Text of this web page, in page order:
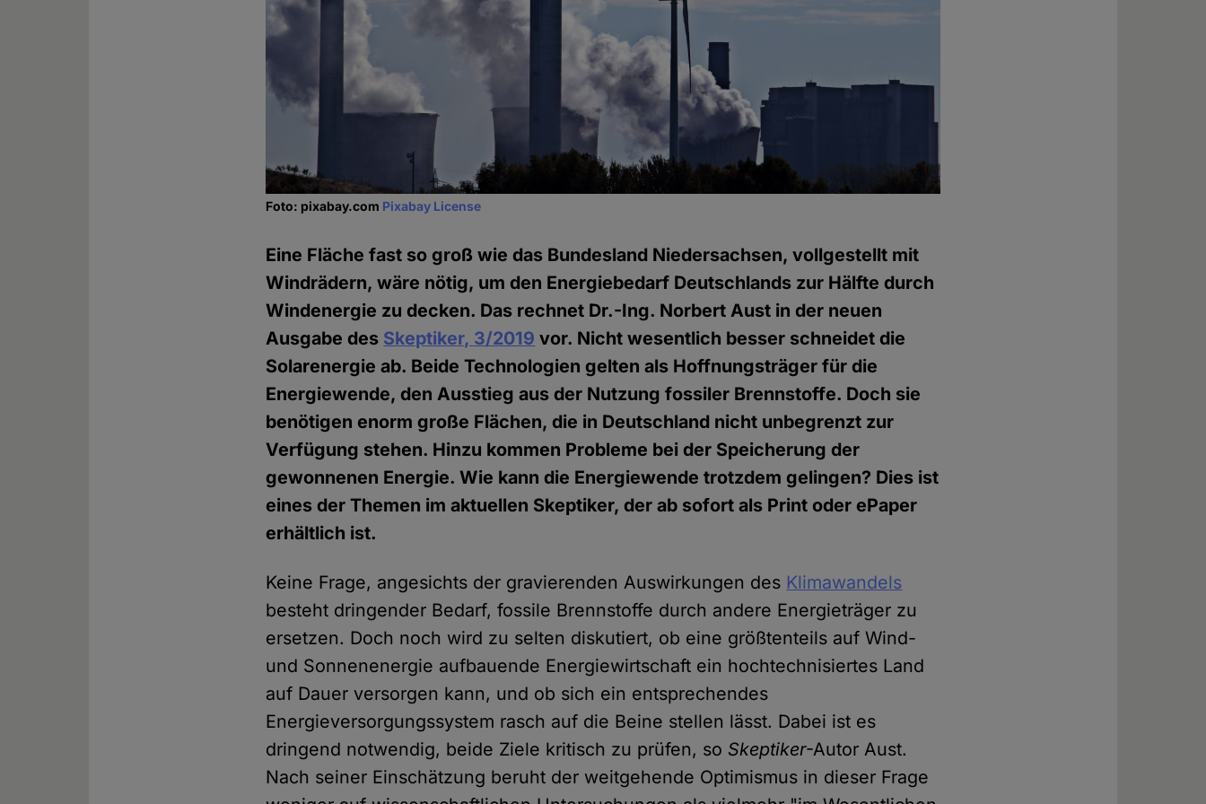
Foto: pixabay.com Pixabay License
Eine Fläche fast so groß wie das Bundesland Niedersachsen, vollgestellt mit
Windrädern, wäre nötig, um den Energiebedarf Deutschlands zur Hälfte durch
Windenergie zu decken. Das rechnet Dr.-Ing. Norbert Aust in der neuen
Ausgabe des Skeptiker, 3/2019 vor. Nicht wesentlich besser schneidet die
Solarenergie ab. Beide Technologien gelten als Hoffnungsträger für die
Energiewende, den Ausstieg aus der Nutzung fossiler Brennstoffe. Doch sie
benötigen enorm große Flächen, die in Deutschland nicht unbegrenzt zur
Verfügung stehen. Hinzu kommen Probleme bei der Speicherung der
gewonnenen Energie. Wie kann die Energiewende trotzdem gelingen? Dies ist
eines der Themen im aktuellen Skeptiker, der ab sofort als Print oder ePaper
erhältlich ist.
Keine Frage, angesichts der gravierenden Auswirkungen des Klimawandels
besteht dringender Bedarf, fossile Brennstoffe durch andere Energieträger zu
ersetzen. Doch noch wird zu selten diskutiert, ob eine größtenteils auf Wind-
und Sonnenenergie aufbauende Energiewirtschaft ein hochtechnisiertes Land
auf Dauer versorgen kann, und ob sich ein entsprechendes
Energieversorgungssystem rasch auf die Beine stellen lässt. Dabei ist es
dringend notwendig, beide Ziele kritisch zu prüfen, so Skeptiker-Autor Aust.
Nach seiner Einschätzung beruht der weitgehende Optimismus in dieser Frage